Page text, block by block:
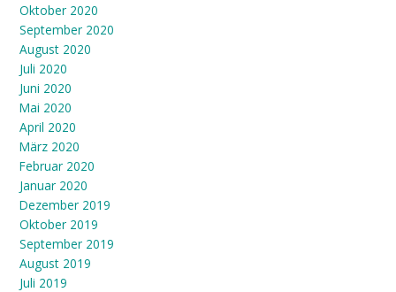
Oktober 2020
September 2020
August 2020
Juli 2020
Juni 2020
Mai 2020
April 2020
März 2020
Februar 2020
Januar 2020
Dezember 2019
Oktober 2019
September 2019
August 2019
Juli 2019